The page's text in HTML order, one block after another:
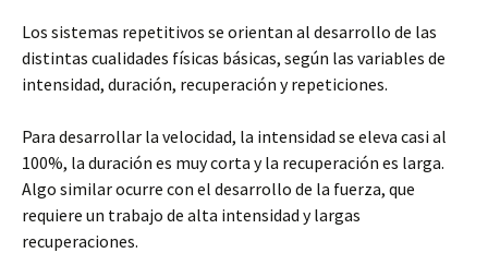
Los sistemas repetitivos se orientan al desarrollo de las
distintas cualidades físicas básicas, según las variables de
intensidad, duración, recuperación y repeticiones.
Para desarrollar la velocidad, la intensidad se eleva casi al
100%, la duración es muy corta y la recuperación es larga.
Algo similar ocurre con el desarrollo de la fuerza, que
requiere un trabajo de alta intensidad y largas
recuperaciones.